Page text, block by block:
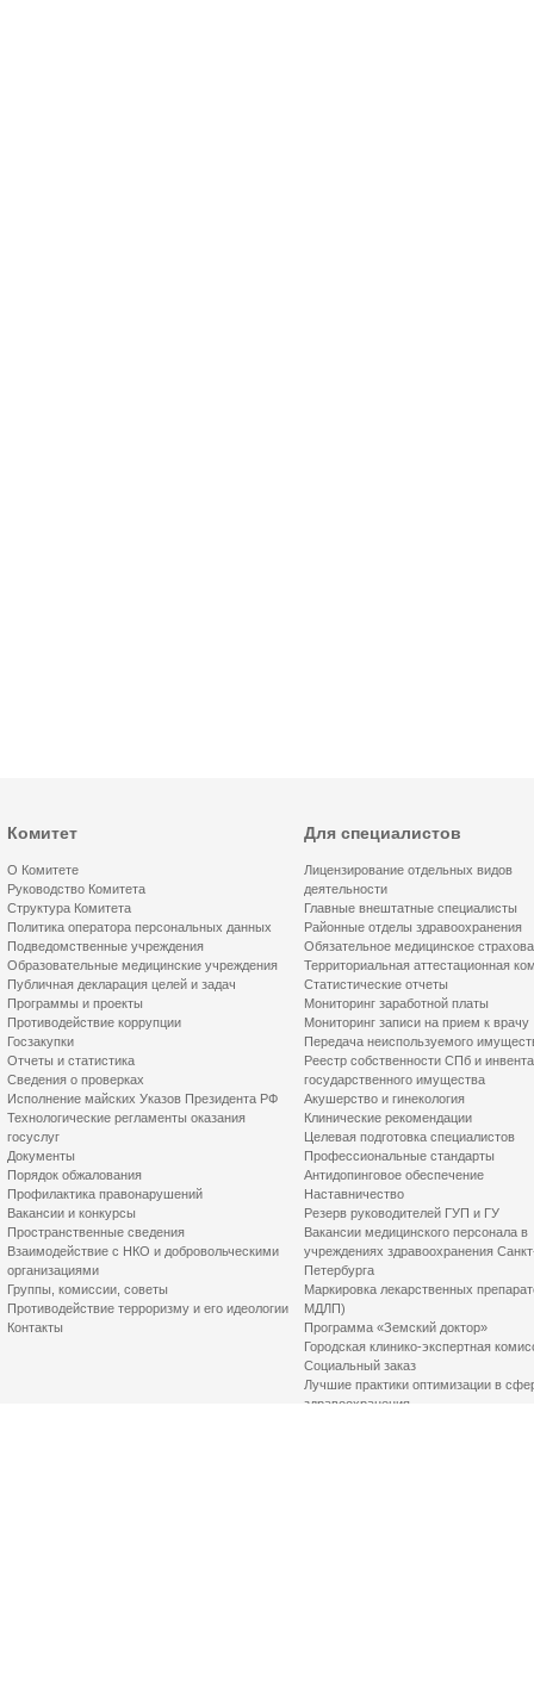
Комитет
О Комитете
Руководство Комитета
Структура Комитета
Политика оператора персональных данных
Подведомственные учреждения
Образовательные медицинские учреждения
Публичная декларация целей и задач
Программы и проекты
Противодействие коррупции
Госзакупки
Отчеты и статистика
Сведения о проверках
Исполнение майских Указов Президента РФ
Технологические регламенты оказания
госуслуг
Документы
Порядок обжалования
Профилактика правонарушений
Вакансии и конкурсы
Пространственные сведения
Взаимодействие с НКО и добровольческими
организациями
Группы, комиссии, советы
Противодействие терроризму и его идеологии
Контакты
Для специалистов
Лицензирование отдельных видов
деятельности
Главные внештатные специалисты
Районные отделы здравоохранения
Обязательное медицинское
Территориальная аттестационная
Статистические отчеты
Мониторинг заработной платы
Мониторинг записи на прием к врачу
Передача неиспользуемого
Реестр собственности СПб и
государственного имущества
Акушерство и гинекология
Клинические рекомендации
Целевая подготовка специалистов
Профессиональные стандарты
Антидопинговое обеспечение
Наставничество
Резерв руководителей ГУП и ГУ
Вакансии медицинского персонала в
учреждениях здравоохранения
Петербурга
Маркировка лекарственных
МДЛП)
Программа «Земский доктор»
Городская клинико-экспертная
Социальный заказ
Лучшие практики оптимизации в
здравоохранения